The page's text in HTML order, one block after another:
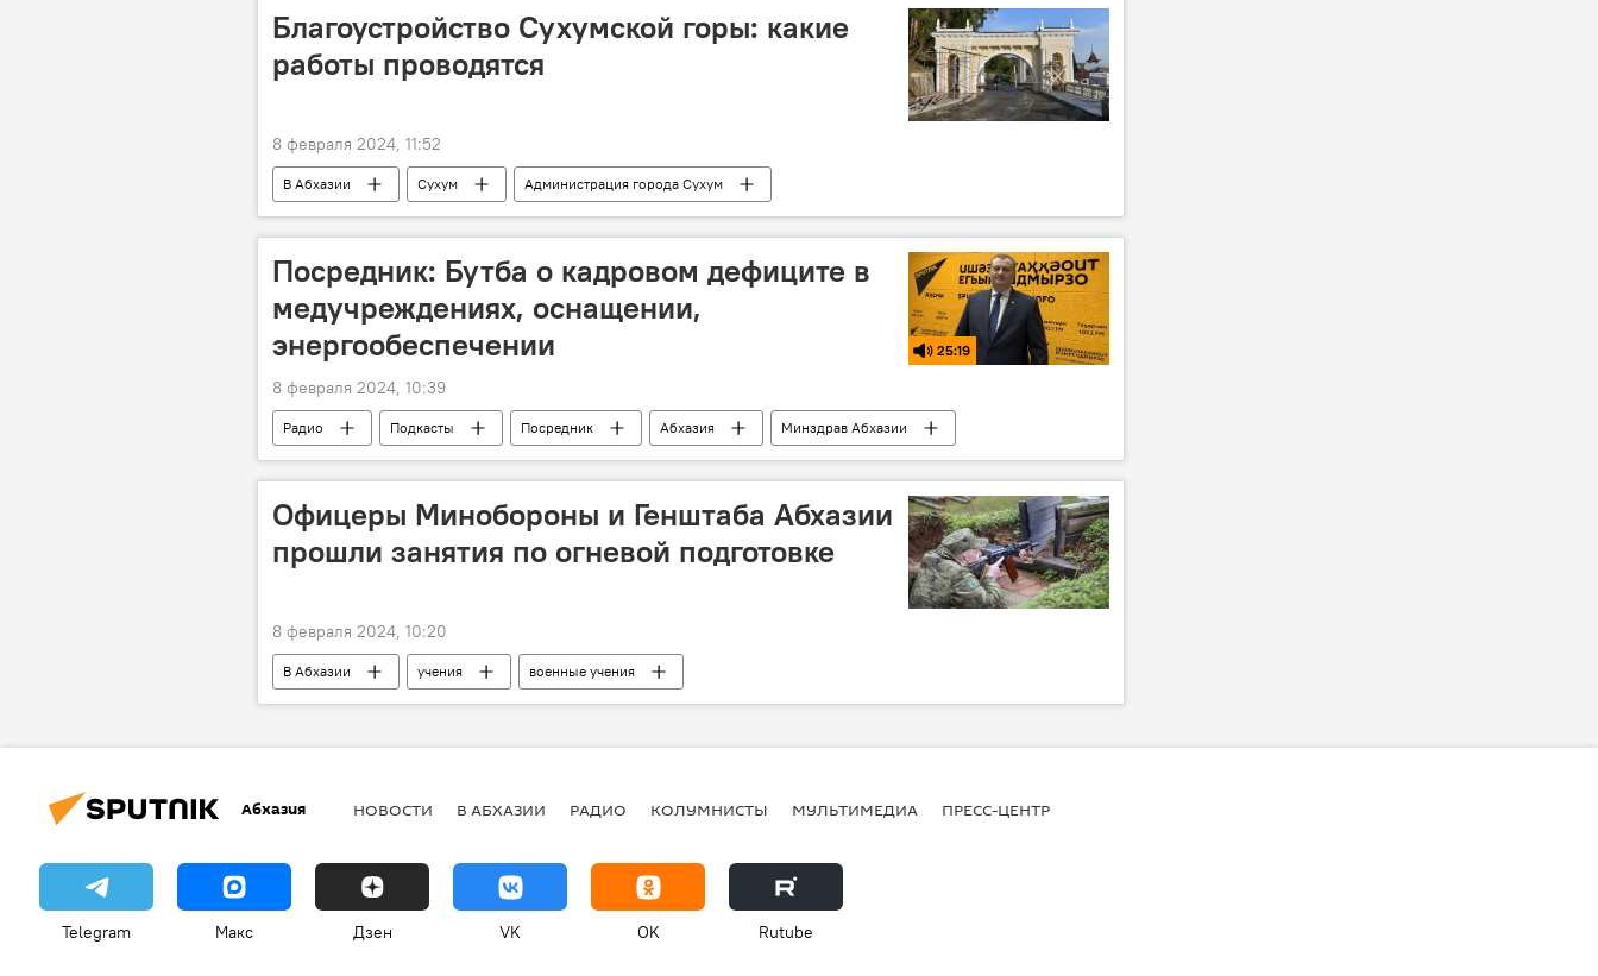
Благоустройство Сухумской горы: какие
работы проводятся
8 февраля 2024, 11:52
В Абхазии Сухум Администрация города Сухум
Посредник: Бутба о кадровом дефиците в
медучреждениях, оснащении,
энергообеспечении
25:19
8 февраля 2024, 10:39
Радио Подкасты Посредник Абхазия Минздрав Абхазии
Офицеры Минобороны и Генштаба Абхазии
прошли занятия по огневой подготовке
8 февраля 2024, 10:20
В Абхазии учения военные учения
Абхазия НОВОСТИ В АБХАЗИИ РАДИО КОЛУМНИСТЫ МУЛЬТИМЕДИА ПРЕСС-ЦЕНТР
Telegram Макс Дзен VK OK Rutube